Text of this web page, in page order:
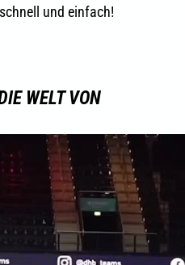
und einfach!
WELT VON